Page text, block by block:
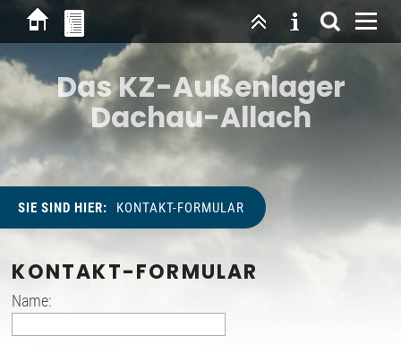
Das KZ-Außenlager
Dachau-Allach
SIE SIND HIER: KONTAKT-FORMULAR
KONTAKT-FORMULAR
Name: